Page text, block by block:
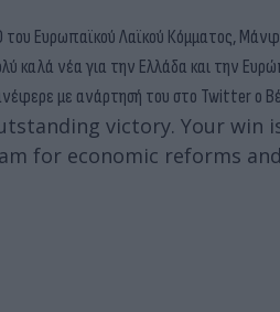
του Ευρωπαϊκού Λαϊκού Κόμματος,
καλά νέα για την Ελλάδα και την
ανέφερε με ανάρτησή του στο Twitter ο
victory. Your win
for economic reforms